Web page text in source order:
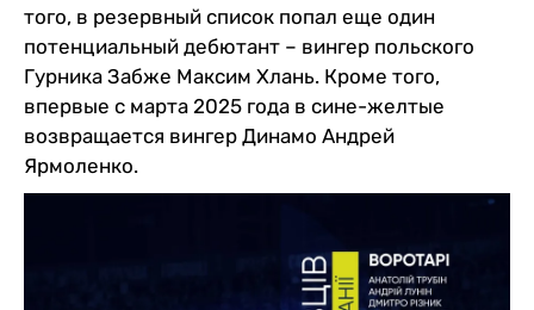
того, в резервный список попал еще один
потенциальный дебютант – вингер польского
Гурника Забже Максим Хлань. Кроме того,
впервые с марта 2025 года в сине-желтые
возвращается вингер Динамо Андрей
Ярмоленко.